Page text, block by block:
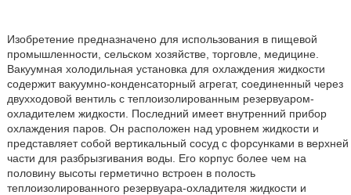
Изобретение предназначено для использования в пищевой
промышленности, сельском хозяйстве, торговле, медицине.
Вакуумная холодильная установка для охлаждения жидкости
содержит вакуумно-конденсаторный агрегат, соединенный через
двухходовой вентиль с теплоизолированным резервуаром-
охладителем жидкости. Последний имеет внутренний прибор
охлаждения паров. Он расположен над уровнем жидкости и
представляет собой вертикальный сосуд с форсунками в верхней
части для разбрызгивания воды. Его корпус более чем на
половину высоты герметично встроен в полость
теплоизолированного резервуара-охладителя жидкости и